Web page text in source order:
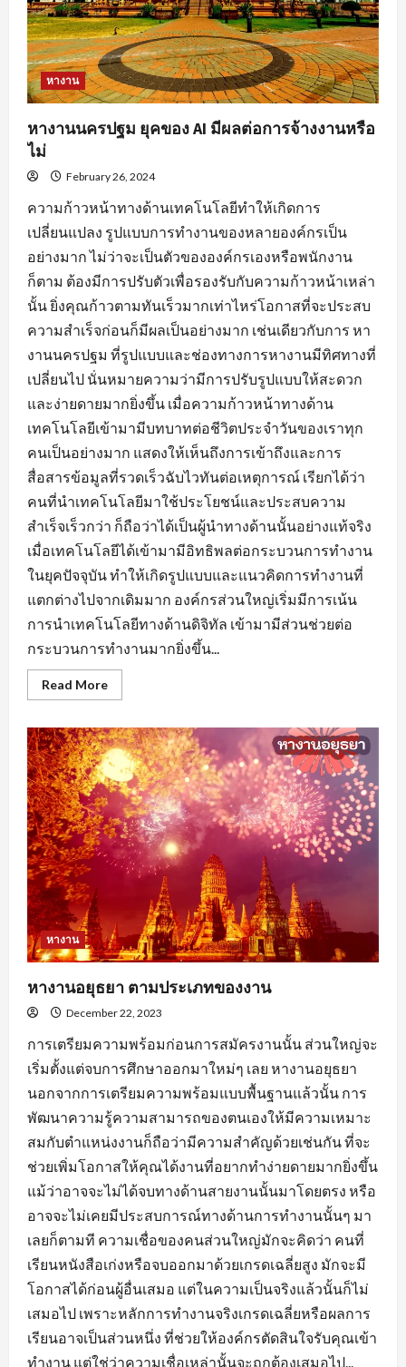
หางาน
หางานนครปฐม ยุคของ AI มีผลต่อการจ้างงานหรือ
ไม่
February 26, 2024
ความก้าวหน้าทางด้านเทคโนโลยีทำให้เกิดการ
เปลี่ยนแปลง รูปแบบการทำงานของหลายองค์กรเป็น
อย่างมาก ไม่ว่าจะเป็นตัวขององค์กรเองหรือพนักงาน
ก็ตาม ต้องมีการปรับตัวเพื่อรองรับกับความก้าวหน้าเหล่า
นั้น ยิ่งคุณก้าวตามทันเร็วมากเท่าไหร่โอกาสที่จะประสบ
ความสำเร็จก่อนก็มีผลเป็นอย่างมาก เช่นเดียวกับการ หา
งานนครปฐม ที่รูปแบบและช่องทางการหางานมีทิศทางที่
เปลี่ยนไป นั่นหมายความว่ามีการปรับรูปแบบให้สะดวก
และง่ายดายมากยิ่งขึ้น เมื่อความก้าวหน้าทางด้าน
เทคโนโลยีเข้ามามีบทบาทต่อชีวิตประจำวันของเราทุก
คนเป็นอย่างมาก แสดงให้เห็นถึงการเข้าถึงและการ
สื่อสารข้อมูลที่รวดเร็วฉับไวทันต่อเหตุการณ์ เรียกได้ว่า
คนที่นำเทคโนโลยีมาใช้ประโยชน์และประสบความ
สำเร็จเร็วกว่า ก็ถือว่าได้เป็นผู้นำทางด้านนั้นอย่างแท้จริง
เมื่อเทคโนโลยีได้เข้ามามีอิทธิพลต่อกระบวนการทำงาน
ในยุคปัจจุบัน ทำให้เกิดรูปแบบและแนวคิดการทำงานที่
แตกต่างไปจากเดิมมาก องค์กรส่วนใหญ่เริ่มมีการเน้น
การนำเทคโนโลยีทางด้านดิจิทัล เข้ามามีส่วนช่วยต่อ
กระบวนการทำงานมากยิ่งขึ้น...
Read MoreRead
more
งาน
นครปฐม
ยุค
ของ
AI
มี
ผล
ต่อ
การ
จ้าง
งาน
หรือ
หางาน
หางานอยุธยา ตามประเภทของงาน
December 22, 2023
การเตรียมความพร้อมก่อนการสมัครงานนั้น ส่วนใหญ่จะ
เริ่มตั้งแต่จบการศึกษาออกมาใหม่ๆ เลย หางานอยุธยา
นอกจากการเตรียมความพร้อมแบบพื้นฐานแล้วนั้น การ
พัฒนาความรู้ความสามารถของตนเองให้มีความเหมาะ
สมกับตำแหน่งงานก็ถือว่ามีความสำคัญด้วยเช่นกัน ที่จะ
ช่วยเพิ่มโอกาสให้คุณได้งานที่อยากทำง่ายดายมากยิ่งขึ้น
แม้ว่าอาจจะไม่ได้จบทางด้านสายงานนั้นมาโดยตรง หรือ
อาจจะไม่เคยมีประสบการณ์ทางด้านการทำงานนั้นๆ มา
เลยก็ตามที ความเชื่อของคนส่วนใหญ่มักจะคิดว่า คนที่
เรียนหนังสือเก่งหรือจบออกมาด้วยเกรดเฉลี่ยสูง มักจะมี
โอกาสได้ก่อนผู้อื่นเสมอ แต่ในความเป็นจริงแล้วนั้นก็ไม่
เสมอไป เพราะหลักการทำงานจริงเกรดเฉลี่ยหรือผลการ
เรียนอาจเป็นส่วนหนึ่ง ที่ช่วยให้องค์กรตัดสินใจรับคุณเข้า
ทำงาน แต่ใช่ว่าความเชื่อเหล่านั้นจะถูกต้องเสมอไป...